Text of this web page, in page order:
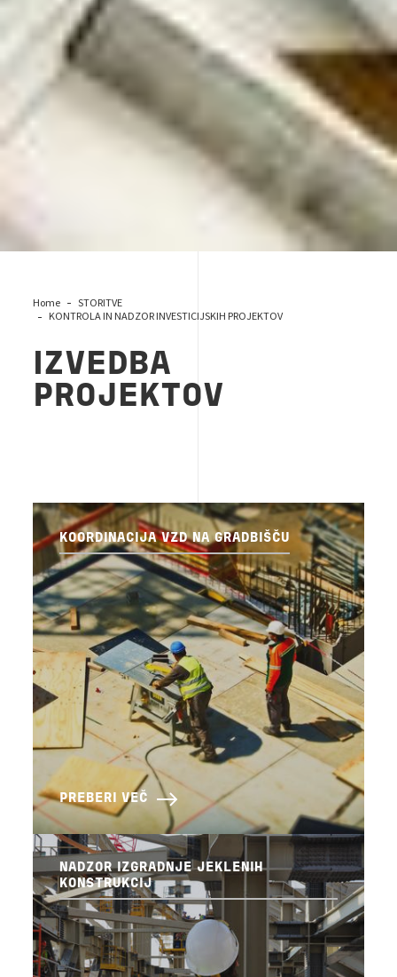
Home
STORITVE
KONTROLA IN NADZOR INVESTICIJSKIH PROJEKTOV
IZVEDBA
PROJEKTOV
KOORDINACIJA VZD NA GRADBIŠČU
PREBERI VEČ
NADZOR IZGRADNJE JEKLENIH
KONSTRUKCIJ